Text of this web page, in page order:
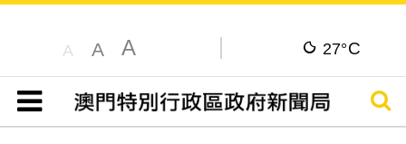
A A A 27°C
目錄
搜尋